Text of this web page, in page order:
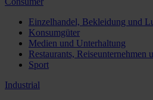
Einzelhandel, Bekleidung und
Konsumgüter
Medien und Unterhaltung
Restaurants, Reiseunternehmen
Sport
Industrial